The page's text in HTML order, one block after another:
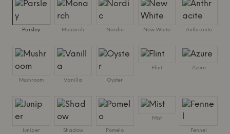
Parsley Monarch Nordic New White Anthracite
Mushroom Vanilla Oyster
Flint Azure
Juniper Shadow Pomelo
Mist
Fennel